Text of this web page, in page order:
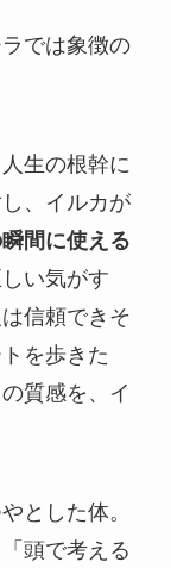
では象徴の
生の根幹に
、イルカが
間に使える
い気がす
信頼できそ
を歩きた
質感を、イ
とした体。
頭で考える